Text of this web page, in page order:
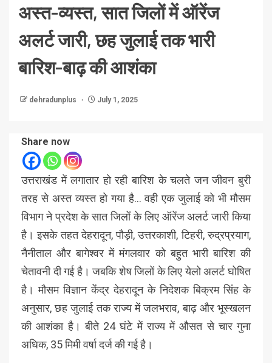
अस्त-व्यस्त, सात जिलों में ऑरेंज
अलर्ट जारी, छह जुलाई तक भारी
बारिश-बाढ़ की आशंका
dehradunplus July 1, 2025
Share now
उत्तराखंड में लगातार हो रही बारिश के चलते जन जीवन बुरी
तरह से अस्त व्यस्त हो गया है… वही एक जुलाई को भी मौसम
विभाग ने प्रदेश के सात जिलों के लिए ऑरेंज अलर्ट जारी किया
है। इसके तहत देहरादून, पौड़ी, उत्तरकाशी, टिहरी, रुद्रप्रयाग,
नैनीताल और बागेश्वर में मंगलवार को बहुत भारी बारिश की
चेतावनी दी गई है। जबकि शेष जिलों के लिए येलो अलर्ट घोषित
है। मौसम विज्ञान केंद्र देहरादून के निदेशक बिक्रम सिंह के
अनुसार, छह जुलाई तक राज्य में जलभराव, बाढ़ और भूस्खलन
की आशंका है। बीते 24 घंटे में राज्य में औसत से चार गुना
अधिक, 35 मिमी वर्षा दर्ज की गई है।